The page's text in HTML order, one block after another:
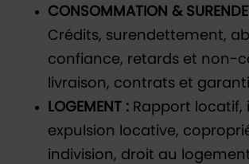
CONSOMMATION &
Crédits, surendettement,
confiance, retards et non-
livraison, contrats et
LOGEMENT : Rapport locatif,
expulsion locative,
indivision, droit au